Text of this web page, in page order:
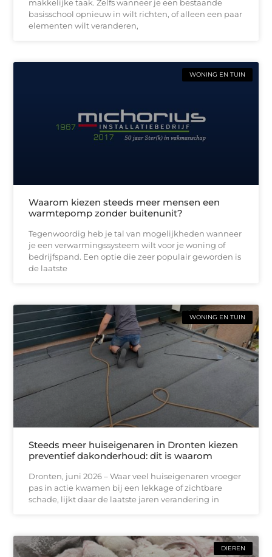
makkelijke taak. Zelfs wanneer je een bestaande
basisschool opnieuw in wilt richten, of alleen een paar
elementen wilt veranderen,
WONING EN TUIN
Waarom kiezen steeds meer mensen een
warmtepomp zonder buitenunit?
Tegenwoordig heb je tal van mogelijkheden wanneer
je een verwarmingssysteem wilt voor je woning of
bedrijfspand. Een optie die zeer populair geworden is
de laatste
WONING EN TUIN
Steeds meer huiseigenaren in Dronten kiezen
preventief dakonderhoud: dit is waarom
Dronten, juni 2026 – Waar veel huiseigenaren vroeger
pas in actie kwamen bij een lekkage of zichtbare
schade, lijkt daar de laatste jaren verandering in
DIEREN